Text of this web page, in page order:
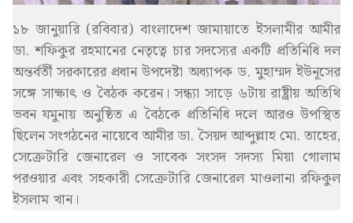
১৮ জানুয়ারি (রবিবার) বাংলাদেশ জামায়াতে ইসলামীর আমীর
ডা. শফিকুর রহমানের নেতৃত্বে চার সদস্যের একটি প্রতিনিধি দল
অন্তর্বর্তী সরকারের প্রধান উপদেষ্টা অধ্যাপক ড. মুহাম্মদ ইউনূসের
সঙ্গে সাক্ষাৎ ও বৈঠক করেন। সন্ধ্যা সাড়ে ৬টায় রাষ্ট্রীয় অতিথি
ভবন যমুনায় অনুষ্ঠিত এ বৈঠকে প্রতিনিধি দলে আরও উপস্থিত
ছিলেন সংগঠনের নায়েবে আমীর ডা. সৈয়দ আব্দুল্লাহ মো. তাহের,
সেক্রেটারি জেনারেল ও সাবেক সংসদ সদস্য মিয়া গোলাম
পরওয়ার এবং সহকারী সেক্রেটারি জেনারেল মাওলানা রফিকুল
ইসলাম খান।